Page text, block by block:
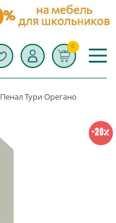
0
Пенал Тури Орегано
-20%